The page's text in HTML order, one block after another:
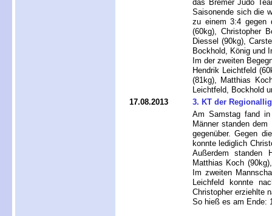
das Bremer Judo
Saisonende sich die
zu einem 3:4 gegen
(60kg), Christopher
Diessel (90kg),
Bockhold, König und
Im der zweiten
Hendrik Leichtfeld
(81kg), Matthias
Leichtfeld, Bockhold
17.08.2013
3. KT der
Am Samstag fand
Männer standen
gegenüber. Gegen
konnte lediglich
Außerdem standen
Matthias Koch
Im zweiten
Leichfeld konnte
Christopher erziehlte
So hieß es am Ende: